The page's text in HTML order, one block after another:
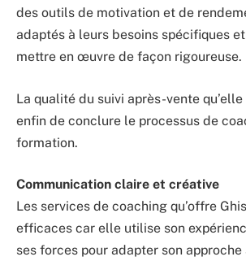
des outils de motivation et de
adaptés à leurs besoins spécifiques
mettre en œuvre de façon rigoureuse.
La qualité du suivi après-vente
enfin de conclure le processus de
formation.
Communication claire et créative
Les services de coaching qu’offre
efficaces car elle utilise son
ses forces pour adapter son approche